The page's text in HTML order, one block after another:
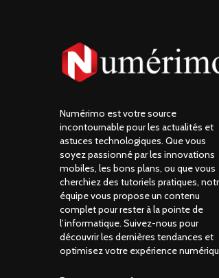
Numérimo est votre source
incontournable pour les actualités et
astuces technologiques. Que vous
soyez passionné par les innovations
mobiles, les bons plans, ou que vous
cherchiez des tutoriels pratiques,
équipe vous propose un contenu
complet pour rester à la pointe de
l’informatique. Suivez-nous pour
découvrir les dernières tendances et
optimisez votre expérience